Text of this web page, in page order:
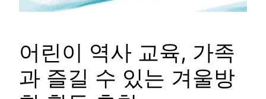
어린이 역사 교육, 가족
과 즐길 수 있는 겨울방